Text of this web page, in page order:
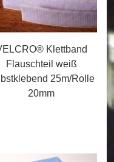
Klettband
Flauschteil weiß
25m/Rolle
20mm